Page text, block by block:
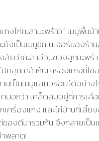
กงไก่กะลามะพร้าว” เมนูพื้น
ยังเป็นเมนูซิกเนเจอร์ของร้
ยว่ากะลาอ่อนของลูกมะพร้า
คลุกเคล้ากับเครื่องแกงที่โข
ยเป็นเมนูแสนอร่อยได้อย่าง
อกว่า เคล็ดลับอยู่ที่การเลื
เครื่องแกง และไก่บ้านที่เลี้ย
องดีมาร่วมกัน จึงกลายเป็น
พลาด!